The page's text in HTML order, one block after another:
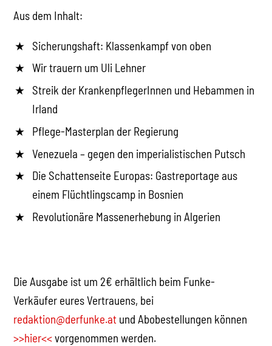
Aus dem Inhalt:
Sicherungshaft: Klassenkampf von oben
Wir trauern um Uli Lehner
Streik der KrankenpflegerInnen und Hebammen in
Irland
Pflege-Masterplan der Regierung
Venezuela – gegen den imperialistischen Putsch
Die Schattenseite Europas: Gastreportage aus
einem Flüchtlingscamp in Bosnien
Revolutionäre Massenerhebung in Algerien
Die Ausgabe ist um 2€ erhältlich beim Funke-
Verkäufer eures Vertrauens, bei
redaktion@derfunke.at und Abobestellungen können
>>hier<<vorgenommen werden.